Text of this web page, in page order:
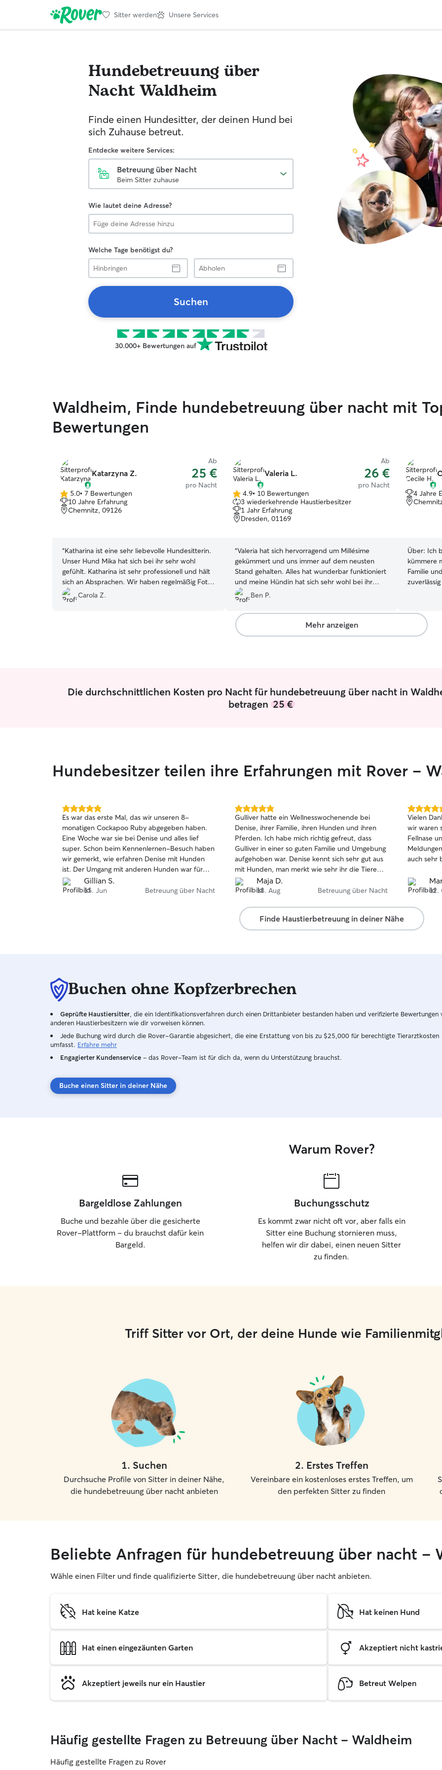
Sitter werden Unsere Services
Hundebetreuung über
NachtWaldheim
Finde einen Hundesitter, der deinen Hund bei
sich Zuhause betreut.
Entdecke weitere Services:
Betreuung über Nacht
Beim Sitter zuhause
Wie lautet deine Adresse?
Welche Tage benötigst du?
Hinbringen
Abholen
Suchen
30.000+ Bewertungen auf
Waldheim, Finde hundebetreuung über nacht mit
Bewertungen
Katarzyna Z.
Ab
25 €
pro Nacht
5.0
von
5
5.0• 7 Bewertungen
10 Jahre Erfahrung
Chemnitz, 09126
“Katharina ist eine sehr liebevolle Hundesitterin.
Unser Hund Mika hat sich bei ihr sehr wohl
gefühlt. Katharina ist sehr professionell und hält
sich an Absprachen. Wir haben regelmäßig Fotos
und Videos erhalten. Gerne wieder!
Carola Z.
Valeria L.
Ab
26 €
pro Nacht
4.9
von
5
Sternen
4.9• 10 Bewertungen
3 wiederkehrende Haustierbesitzer
1 Jahr Erfahrung
Dresden, 01169
“Valeria hat sich hervorragend um Millésime
gekümmert und uns immer auf dem neusten
Stand gehalten. Alles hat wunderbar funktioniert
und meine Hündin hat sich sehr wohl bei ihr
gefühlt.”
Ben P.
4 Jahre
Über: Ich
kümmere
Familie
auch im
mich auf euere
bin. Kann
Garten.
Platz und
Mehr anzeigen
Die durchschnittlichen Kosten pro Nacht für hundebetreuung über nacht in
betragen25 €
Hundebesitzer teilen ihre Erfahrungen mit Rover –
5.0
von
5
Sternen
Es war das erste Mal, das wir unseren 8-
monatigen Cockapoo Ruby abgegeben haben.
Eine Woche war sie bei Denise und alles lief
super. Schon beim Kennenlernen-Besuch haben
wir gemerkt, wie erfahren Denise mit Hunden
ist. Der Umgang mit anderen Hunden war für
Ruby wichtig und gut. Sie hatte bisher wenig
Kontakt mit anderen Hunden gehabt. Danke
Gillian S.
15. Jun Betreuung über Nacht
5.0
von
5
Sternen
Gulliver hatte ein Wellnesswochenende bei
Denise, ihrer Familie, ihren Hunden und ihren
Pferden. Ich habe mich richtig gefreut, dass
Gulliver in einer so guten Familie und Umgebung
aufgehoben war. Denise kennt sich sehr gut aus
mit Hunden, man merkt wie sehr ihr die Tiere
am Herzen liegen. Gulliver hat gleich auf sie
gehört und so konnten sie auch ohne Leine
wir nur auf der Durchreise,aber wenn wir wieder
mal in der Gegend sind und jemand für Gulliver
brauchen, ist Denise die erste Wahl!
Maja D.
18. Aug Betreuung über Nacht
5.0
von
5
Sternen
Vielen
wir waren
Fellnase
auch sehr
12.
Finde Haustierbetreuung in deiner Nähe
Buchen ohne Kopfzerbrechen
Geprüfte Haustiersitter , die ein Identifikationsverfahren durch einen Drittanbieter bestanden haben und verifizierte Bewertungen
anderen Haustierbesitzern wie dir vorweisen können.
Jede Buchung wird durch die Rover-Garantie abgesichert, die eine Erstattung von bis zu $25,000 für berechtigte Tierarztkosten
umfasst. Erfahre mehr
Engagierter Kundenservice – das Rover-Team ist für dich da, wenn du Unterstützung brauchst.
Buche einen Sitter in deiner Nähe
Warum Rover?
Bargeldlose Zahlungen
Buche und bezahle über die gesicherte
Rover-Plattform – du brauchst dafür kein
Bargeld.
Buchungsschutz
Es kommt zwar nicht oft vor, aber falls ein
Sitter eine Buchung stornieren muss,
helfen wir dir dabei, einen neuen Sitter
zu finden.
Triff Sitter vor Ort, der deine Hunde wie
1. Suchen
Durchsuche Profile von Sitter in deiner Nähe,
die hundebetreuung über nacht anbieten
2. Erstes Treffen
Vereinbare ein kostenloses erstes Treffen, um
den perfekten Sitter zu finden
Beliebte Anfragen für hundebetreuung über nacht –
Wähle einen Filter und finde qualifizierte Sitter, die hundebetreuung über nacht anbieten.
Hat keine Katze Hat keinen Hund
Hat einen eingezäunten Garten Akzeptiert nicht
Akzeptiert jeweils nur ein Haustier Betreut Welpen
Häufig gestellte Fragen zu Betreuung über Nacht – Waldheim
Häufig gestellte Fragen zu Rover